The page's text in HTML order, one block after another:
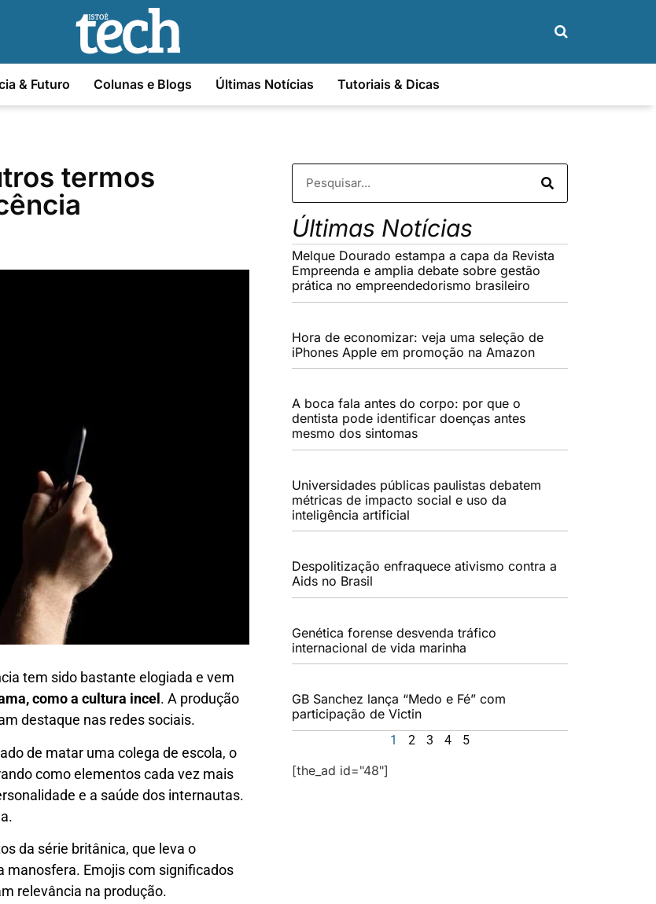
& Futuro Colunas e Blogs Últimas Notícias Tutoriais & Dicas
termos
tem sido bastante elogiada e vem
como a cultura incel . A produção
destaque nas redes sociais.
de matar uma colega de escola, o
como elementos cada vez mais
e a saúde dos internautas.
da série britânica, que leva o
manosfera. Emojis com significados
relevância na produção.
Últimas Notícias
Melque Dourado estampa a capa da Revista
Empreenda e amplia debate sobre gestão
prática no empreendedorismo brasileiro
Hora de economizar: veja uma seleção de
iPhones Apple em promoção na Amazon
A boca fala antes do corpo: por que o
dentista pode identificar doenças antes
mesmo dos sintomas
Universidades públicas paulistas debatem
métricas de impacto social e uso da
inteligência artificial
Despolitização enfraquece ativismo contra a
Aids no Brasil
Genética forense desvenda tráfico
internacional de vida marinha
GB Sanchez lança “Medo e Fé” com
participação de Victin
1 2 3 4 5
[the_ad id="48"]